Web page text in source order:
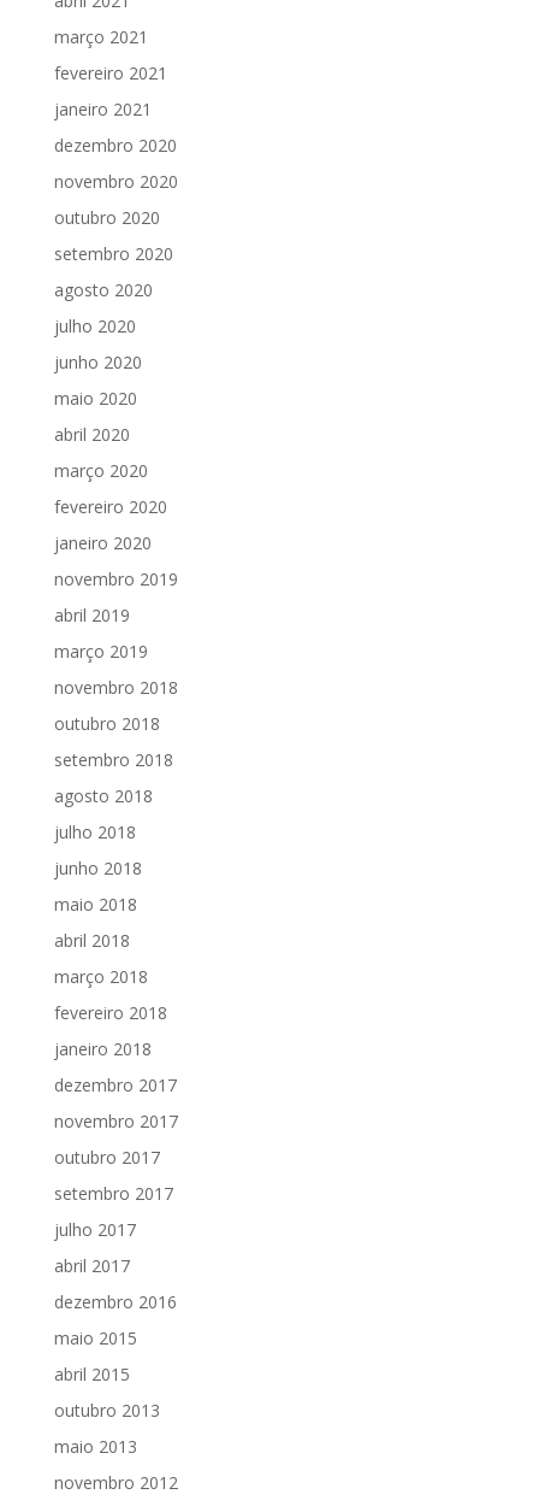
março 2021
fevereiro 2021
janeiro 2021
dezembro 2020
novembro 2020
outubro 2020
setembro 2020
agosto 2020
julho 2020
junho 2020
maio 2020
abril 2020
março 2020
fevereiro 2020
janeiro 2020
novembro 2019
abril 2019
março 2019
novembro 2018
outubro 2018
setembro 2018
agosto 2018
julho 2018
junho 2018
maio 2018
abril 2018
março 2018
fevereiro 2018
janeiro 2018
dezembro 2017
novembro 2017
outubro 2017
setembro 2017
julho 2017
abril 2017
dezembro 2016
maio 2015
abril 2015
outubro 2013
maio 2013
novembro 2012